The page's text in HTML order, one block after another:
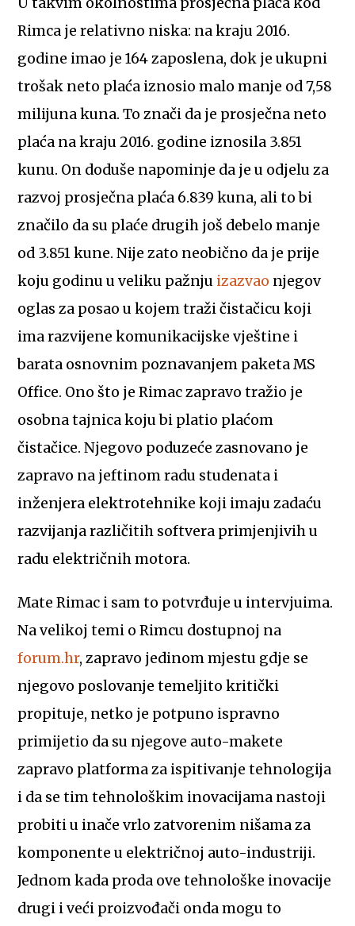
Rimca je relativno niska: na kraju 2016.
godine imao je 164 zaposlena, dok je ukupni
trošak neto plaća iznosio malo manje od 7,58
milijuna kuna. To znači da je prosječna neto
plaća na kraju 2016. godine iznosila 3.851
kunu. On doduše napominje da je u odjelu za
razvoj prosječna plaća 6.839 kuna, ali to bi
značilo da su plaće drugih još debelo manje
od 3.851 kune. Nije zato neobično da je prije
koju godinu u veliku pažnju izazvao njegov
oglas za posao u kojem traži čistačicu koji
ima razvijene komunikacijske vještine i
barata osnovnim poznavanjem paketa MS
Office. Ono što je Rimac zapravo tražio je
osobna tajnica koju bi platio plaćom
čistačice. Njegovo poduzeće zasnovano je
zapravo na jeftinom radu studenata i
inženjera elektrotehnike koji imaju zadaću
razvijanja različitih softvera primjenjivih u
radu električnih motora.
Mate Rimac i sam to potvrđuje u intervjuima.
Na velikoj temi o Rimcu dostupnoj na
forum.hr, zapravo jedinom mjestu gdje se
njegovo poslovanje temeljito kritički
propituje, netko je potpuno ispravno
primijetio da su njegove auto-makete
zapravo platforma za ispitivanje tehnologija
i da se tim tehnološkim inovacijama nastoji
probiti u inače vrlo zatvorenim nišama za
komponente u električnoj auto-industriji.
Jednom kada proda ove tehnološke inovacije
drugi i veći proizvođači onda mogu to